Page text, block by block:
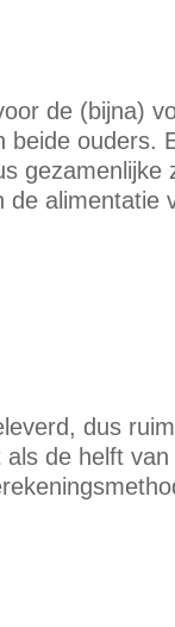
de (bijna)
ouders.
gezamenlijke
de alimentatie
dus
de helft